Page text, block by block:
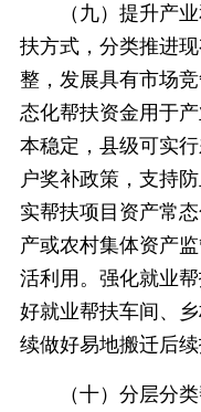
（九）提升产业
扶方式，分类推进
整，发展具有市场
态化帮扶资金用于
本稳定，县级可实
户奖补政策，支持
实帮扶项目资产常
产或农村集体资产
活利用。强化就业
好就业帮扶车间、
续做好易地搬迁后续
（十）分层分类